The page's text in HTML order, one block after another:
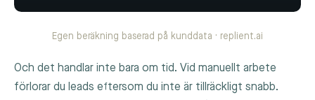
Egen beräkning baserad på kunddata · replient.ai
Och det handlar inte bara om tid. Vid manuellt arbete
förlorar du leads eftersom du inte är tillräckligt snabb.